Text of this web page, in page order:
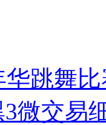
华跳舞
微交易